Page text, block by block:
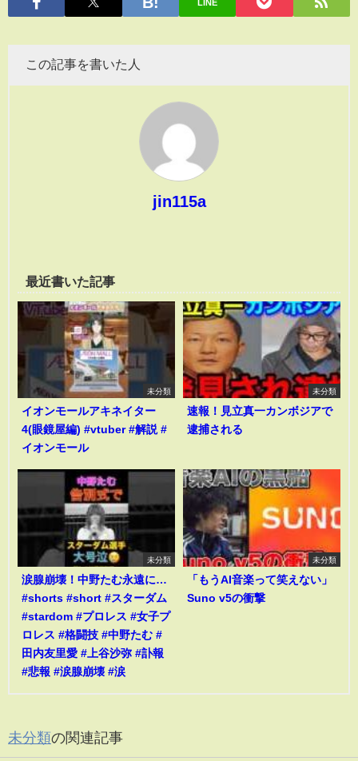
LINE
この記事を書いた人
jin115a
最近書いた記事
未分類
イオンモールアキネイター
4(眼鏡屋編) #vtuber #解説 #
イオンモール
未分類
速報！見立真一カンボジアで
逮捕される
未分類
涙腺崩壊！中野たむ永遠に…
#shorts #short #スターダム
#stardom #プロレス #女子プ
ロレス #格闘技 #中野たむ #
田内友里愛 #上谷沙弥 #訃報
#悲報 #涙腺崩壊 #涙
未分類
「もうAI音楽って笑えない」
Suno v5の衝撃
未分類の関連記事